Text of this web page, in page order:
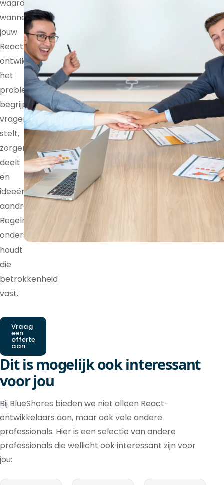
waardevoller
wanneer
jouw
React-
ontwikkelaar
het
probleem
begrijpt,
vragen
stelt,
zorgen
deelt
en
ideeën
aandraagt.
Regelmatige
ondersteuning
houdt
die
betrokkenheid
vast.
Vraag
een
offerte
aan
Dit is mogelijk ook interessant
voor jou
Bij BlueShores bieden we niet alleen React-
ontwikkelaars aan, maar ook vele andere
professionals. Hier is een selectie van andere
professionals die wellicht ook interessant zijn voor
jou: